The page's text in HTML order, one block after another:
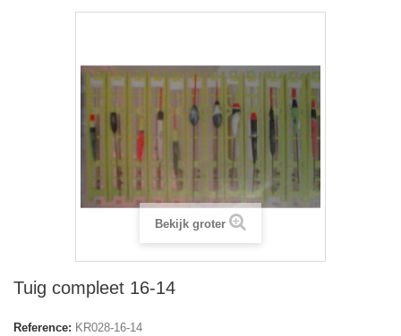
Bekijk groter
Tuig compleet 16-14
Reference: KR028-16-14